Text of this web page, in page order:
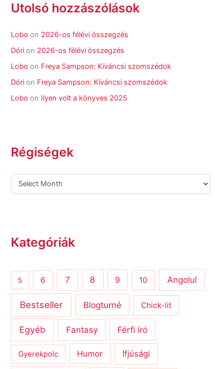
Utolsó hozzászólások
Lobo on 2026-os félévi összegzés
Dóri on 2026-os félévi összegzés
Lobo on Freya Sampson: Kíváncsi szomszédok
Dóri on Freya Sampson: Kíváncsi szomszédok
Lobo on Ilyen volt a könyves 2025
Régiségek
Kategóriák
5 6 7 8 9 10 Angolul
Bestseller Blogturné Chick-lit
Egyéb Fantasy Férfi író
Gyerekpolc Humor Ifjúsági